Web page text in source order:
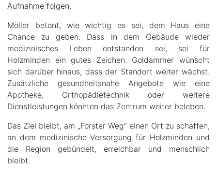
Aufnahme folgen.
Möller betont, wie wichtig es sei, dem Haus eine
Chance zu geben. Dass in dem Gebäude wieder
medizinisches Leben entstanden sei, sei für
Holzminden ein gutes Zeichen. Goldammer wünscht
sich darüber hinaus, dass der Standort weiter wächst.
Zusätzliche gesundheitsnahe Angebote wie eine
Apotheke, Orthopädietechnik oder weitere
Dienstleistungen könnten das Zentrum weiter beleben.
Das Ziel bleibt, am „Forster Weg“ einen Ort zu schaffen,
an dem medizinische Versorgung für Holzminden und
die Region gebündelt, erreichbar und menschlich
bleibt.